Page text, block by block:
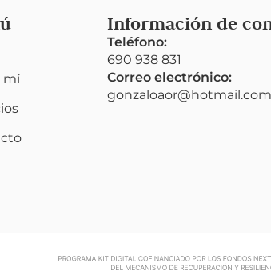
mí
Información de
Teléfono:
690 938 831
Correo electrónico:
gonzaloaor@hotmail.com